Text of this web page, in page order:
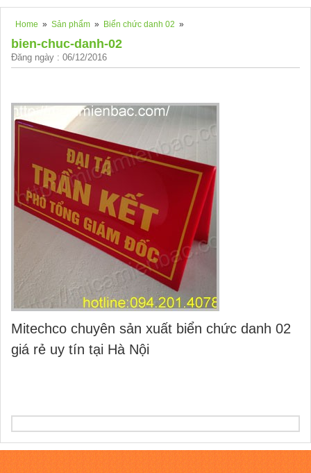
Home » Sản phẩm » Biển chức danh 02 »
bien-chuc-danh-02
Đăng ngày : 06/12/2016
Mitechco chuyên sản xuất biển chức danh 02
giá rẻ uy tín tại Hà Nội